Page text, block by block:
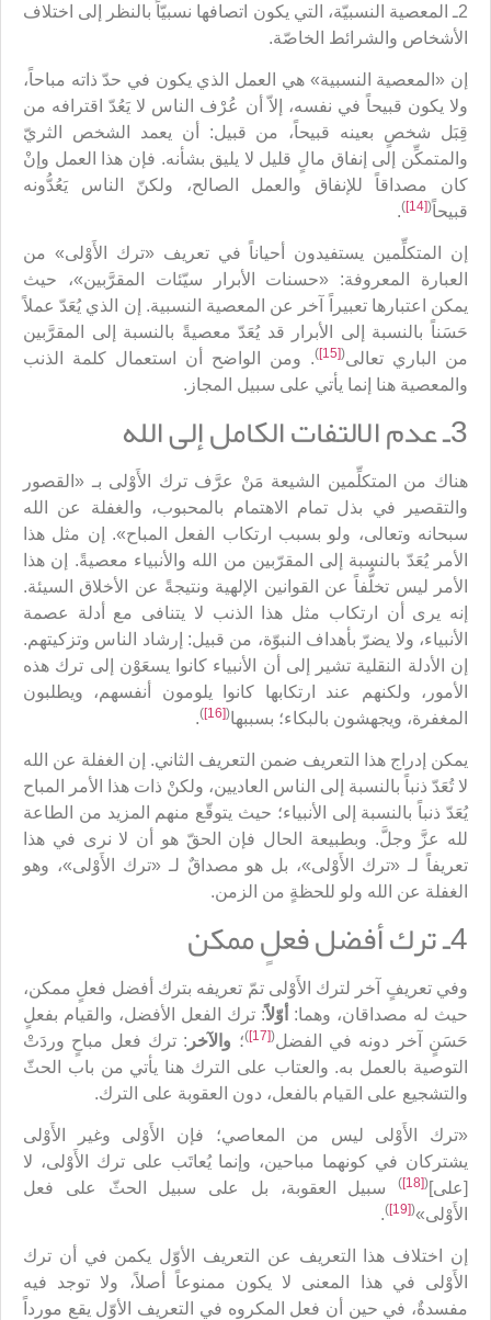
2ـ المعصية النسبيّة، التي يكون اتصافها نسبيّاً بالنظر إلى اختلاف
الأشخاص والشرائط الخاصّة.
إن «المعصية النسبية» هي العمل الذي يكون في حدّ ذاته مباحاً،
ولا يكون قبيحاً في نفسه، إلاّ أن عُرْف الناس لا يَعُدّ اقترافه من
قِبَل شخصٍ بعينه قبيحاً، من قبيل: أن يعمد الشخص الثريّ
والمتمكِّن إلى إنفاق مالٍ قليل لا يليق بشأنه. فإن هذا العمل وإنْ
كان مصداقاً للإنفاق والعمل الصالح، ولكنّ الناس يَعُدُّونه
قبيحاً(
[14]
)
.
إن المتكلِّمين يستفيدون أحياناً في تعريف «ترك الأَوْلى» من
العبارة المعروفة: «حسنات الأبرار سيّئات المقرَّبين»، حيث
يمكن اعتبارها تعبيراً آخر عن المعصية النسبية. إن الذي يُعَدّ عملاً
حَسَناً بالنسبة إلى الأبرار قد يُعَدّ معصيةً بالنسبة إلى المقرَّبين
من الباري تعالى(
[15]
). ومن الواضح أن استعمال كلمة الذنب
والمعصية هنا إنما يأتي على سبيل المجاز.
3ـ عدم الالتفات الكامل إلى الله
هناك من المتكلِّمين الشيعة مَنْ عرَّف ترك الأَوْلى بـ «القصور
والتقصير في بذل تمام الاهتمام بالمحبوب، والغفلة عن الله
سبحانه وتعالى، ولو بسبب ارتكاب الفعل المباح». إن مثل هذا
الأمر يُعَدّ بالنسبة إلى المقرّبين من الله والأنبياء معصيةً. إن هذا
الأمر ليس تخلُّفاً عن القوانين الإلهية ونتيجةً عن الأخلاق السيئة.
إنه يرى أن ارتكاب مثل هذا الذنب لا يتنافى مع أدلة عصمة
الأنبياء، ولا يضرّ بأهداف النبوّة، من قبيل: إرشاد الناس وتزكيتهم.
إن الأدلة النقلية تشير إلى أن الأنبياء كانوا يسعَوْن إلى ترك هذه
الأمور، ولكنهم عند ارتكابها كانوا يلومون أنفسهم، ويطلبون
المغفرة، ويجهشون بالبكاء؛ بسببها(
[16]
)
.
يمكن إدراج هذا التعريف ضمن التعريف الثاني. إن الغفلة عن الله
لا تُعَدّ ذنباً بالنسبة إلى الناس العاديين، ولكنْ ذات هذا الأمر المباح
يُعَدّ ذنباً بالنسبة إلى الأنبياء؛ حيث يتوقّع منهم المزيد من الطاعة
لله عزَّ وجلَّ. وبطبيعة الحال فإن الحقّ هو أن لا نرى في هذا
تعريفاً لـ «ترك الأَوْلى»، بل هو مصداقٌ لـ «ترك الأَوْلى»، وهو
الغفلة عن الله ولو للحظةٍ من الزمن.
4ـ ترك أفضل فعلٍ ممكن
وفي تعريفٍ آخر لترك الأَوْلى تمّ تعريفه بترك أفضل فعلٍ ممكن،
حيث له مصداقان، وهما:
أوّلاً: ترك الفعل الأفضل، والقيام بفعلٍ
حَسَنٍ آخر دونه في الفضل(
[17]
)؛ والآخر : ترك فعل مباحٍ وردَتْ
التوصية بالعمل به. والعتاب على الترك هنا يأتي من باب الحثّ
والتشجيع على القيام بالفعل، دون العقوبة على الترك.
«ترك الأَوْلى ليس من المعاصي؛ فإن الأَوْلى وغير الأَوْلى
يشتركان في كونهما مباحين، وإنما يُعاتَب على ترك الأَوْلى، لا
[على](
[18]
)
سبيل العقوبة، بل على سبيل الحثّ على فعل
الأَوْلى»(
[19]
)
.
إن اختلاف هذا التعريف عن التعريف الأوّل يكمن في أن ترك
الأَوْلى في هذا المعنى لا يكون ممنوعاً أصلاً، ولا توجد فيه
مفسدةٌ، في حين أن فعل المكروه في التعريف الأوّل يقع مورداً